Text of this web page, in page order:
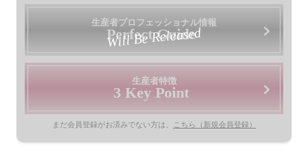
Will Be Released
生産者プロフェッショナル情報
Perfect Guide
生産者特徴
3 Key Point
まだ会員登録がお済みでない方は、 こちら（新規会員登録）